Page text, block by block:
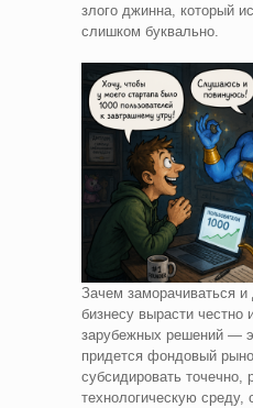
злого джинна, который
слишком буквально.
Зачем заморачиваться и
бизнесу вырасти честно
зарубежных решений —
придется фондовый
субсидировать точечно,
технологическую среду,